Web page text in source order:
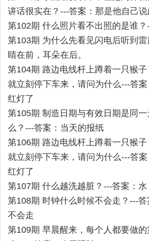
讲话很实在？---答案：那是他自己说
第102期 什么照片看不出照的是谁
第103期 为什么先看见闪电后听到
睛在前，耳朵在后。
第104期 路边电线杆上蹲着一只猴子
就立刻停下车来，请问为什么---答
红灯了
第105期 制造日期与有效日期是同
么？---答案：当天的报纸
第106期 路边电线杆上蹲着一只猴子
就立刻停下车来，请问为什么---答
红灯了
第107期 什么越洗越脏？---答案：水
第108期 时钟什么时候不会走？---
不会走
第109期 早晨醒来，每个人都要做